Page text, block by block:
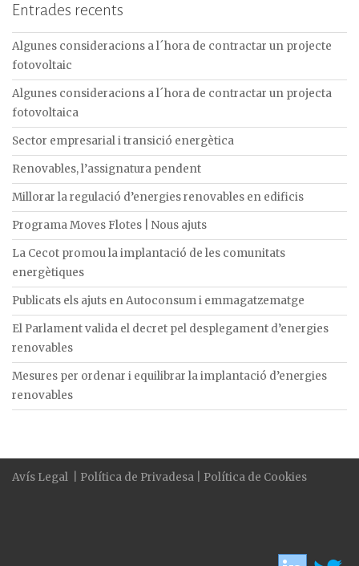
Entrades recents
Algunes consideracions a l´hora de contractar un projecte
fotovoltaic
Algunes consideracions a l´hora de contractar un projecta
fotovoltaica
Sector empresarial i transició energètica
Renovables, l’assignatura pendent
Millorar la regulació d’energies renovables en edificis
Programa Moves Flotes | Nous ajuts
La Cecot promou la implantació de les comunitats
energètiques
Publicats els ajuts en Autoconsum i emmagatzematge
El Parlament valida el decret pel desplegament d’energies
renovables
Mesures per ordenar i equilibrar la implantació d’energies
renovables
Avís Legal Política de Privadesa Política de Cookies